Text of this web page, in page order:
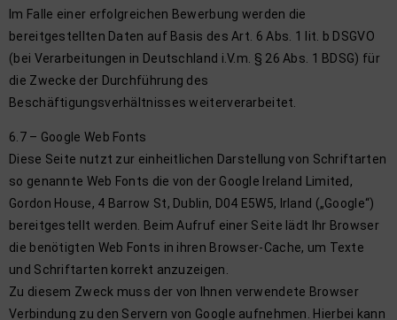
Im Falle einer erfolgreichen Bewerbung werden die
bereitgestellten Daten auf Basis des Art. 6 Abs. 1 lit. b DSGVO
(bei Verarbeitungen in Deutschland i.V.m. § 26 Abs. 1 BDSG) für
die Zwecke der Durchführung des
Beschäftigungsverhältnisses weiterverarbeitet.
6.7 – Google Web Fonts
Diese Seite nutzt zur einheitlichen Darstellung von Schriftarten
so genannte Web Fonts die von der Google Ireland Limited,
Gordon House, 4 Barrow St, Dublin, D04 E5W5, Irland („Google“)
bereitgestellt werden. Beim Aufruf einer Seite lädt Ihr Browser
die benötigten Web Fonts in ihren Browser-Cache, um Texte
und Schriftarten korrekt anzuzeigen.
Zu diesem Zweck muss der von Ihnen verwendete Browser
Verbindung zu den Servern von Google aufnehmen. Hierbei kann